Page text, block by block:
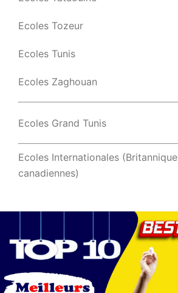
Ecoles Tozeur
Ecoles Tunis
Ecoles Zaghouan
Ecoles Grand Tunis
Ecoles Internationales
canadiennes)